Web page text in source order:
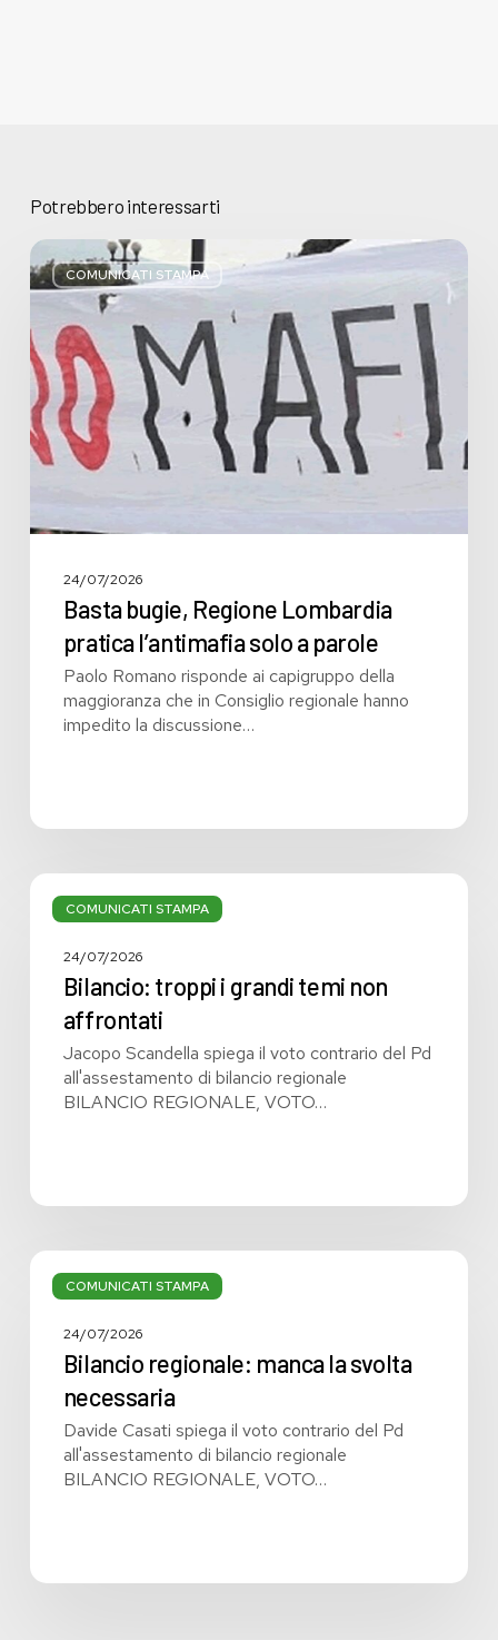
Potrebbero interessarti
COMUNICATI STAMPA
Basta
bugie,
Regione
Lombardia
pratica
l’antimafia
solo
a
parole
24/07/2026
Basta bugie, Regione Lombardia
pratica l’antimafia solo a parole
Paolo Romano risponde ai capigruppo della
maggioranza che in Consiglio regionale hanno
impedito la discussione…
COMUNICATI STAMPA
Bilancio:
troppi
grandi
affrontati
24/07/2026
Bilancio: troppi i grandi temi non
affrontati
Jacopo Scandella spiega il voto contrario del Pd
all'assestamento di bilancio regionale
BILANCIO REGIONALE, VOTO…
COMUNICATI STAMPA
Bilancio
regionale:
svolta
24/07/2026
Bilancio regionale: manca la svolta
necessaria
Davide Casati spiega il voto contrario del Pd
all'assestamento di bilancio regionale
BILANCIO REGIONALE, VOTO…